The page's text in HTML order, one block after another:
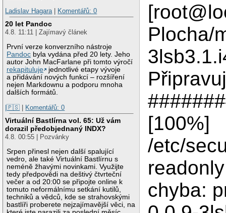
Ladislav Hagara | Komentářů: 0
20 let Pandoc
4.8. 11:11 | Zajímavý článek
První verze konverzního nástroje
Pandoc byla vydána před 20 lety. Jeho
autor John MacFarlane při tomto výročí
rekapituluje
jednotlivé etapy vývoje
a přidávání nových funkcí – rozšíření
nejen Markdownu a podporu mnoha
dalších formátů.
|🇵🇸 | Komentářů: 0
Virtuální Bastlírna vol. 65: Už vám
dorazil předobjednaný INDX?
4.8. 00:55 | Pozvánky
Srpen přinesl nejen další spalující
vedro, ale také Virtuální Bastlírnu s
neméně žhavými novinkami. Využijte
tedy předpovědi na deštivý čtvrteční
večer a od 20:00 se připojte online k
tomuto neformálnímu setkání kutilů,
techniků a vědců, kde se strahovskými
bastlíři proberete nejzajímavější věci, na
Plocha/
[100%]
/etc/
chyba: